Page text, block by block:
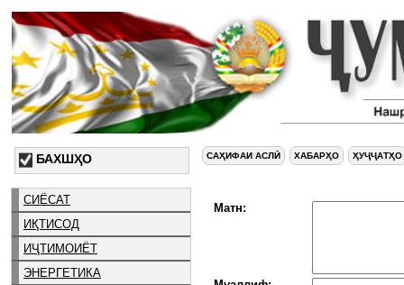
БАХШҲО
СИЁСАТ
ИҚТИСОД
ИҶТИМОИЁТ
ЭНЕРГЕТИКА
САҲИФАИ АСЛӢ ХАБАРҲО ҲУҶҶАТҲО
Матн: